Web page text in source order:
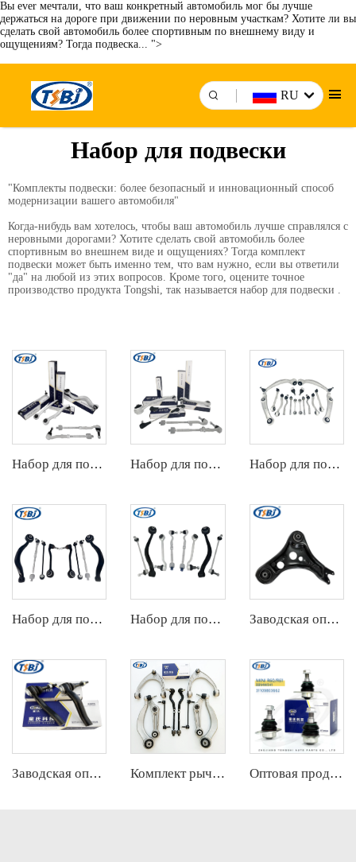
Вы ever мечтали, что ваш конкретный автомобиль мог бы лучше
держаться на дороге при движении по неровным участкам? Хотите ли вы
сделать свой автомобиль более спортивным по внешнему виду и
ощущениям? Тогда подвеска... ">
RU
Набор для подвески
"Комплекты подвески: более безопасный и инновационный способ
модернизации вашего автомобиля"
Когда-нибудь вам хотелось, чтобы ваш автомобиль лучше справлялся с
неровными дорогами? Хотите сделать свой автомобиль более
спортивным во внешнем виде и ощущениях? Тогда комплект
подвески может быть именно тем, что вам нужно, если вы ответили
"да" на любой из этих вопросов. Кроме того, оцените точное
производство продукта Tongshi, так называется набор для подвески .
Набор для подвески Набор для подвески Набор для подвески
Набор для подвески Набор для подвески Заводская оптовая продажа, горячая распродажа полного комплекта деталей шасси автомобиля, таких как передняя нижняя рулевая тяга для VW ID.4/ID.6 ОЕ:1ED407152
Заводская оптовая горячая распродажа полного комплекта деталей шасси автомобиля, таких как наконечник рулевой тяги для Cadillac XT5 OE:23214215 Комплект рычагов управления заводских автозапчастей для Cadillac CT6 ОЕ 84008403 84008404 22927228 22927229 22927215 Оптовая продажа с завода, популярные полные комплекты деталей шасси автомобиля, такие как шаровой палец для VW ID.4/ID.6 OE:1ED407365